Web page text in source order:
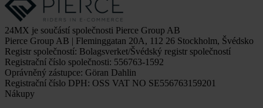
24MX je součástí společnosti Pierce Group AB
Pierce Group AB | Fleminggatan 20A, 112 26 Stockholm, Švédsko
Registr společností: Bolagsverket/Švédský registr společností
Registrační číslo společnosti: 556763-1592
Oprávněný zástupce: Göran Dahlin
Registrační číslo DPH: OSS VAT NO SE556763159201
Nákupy